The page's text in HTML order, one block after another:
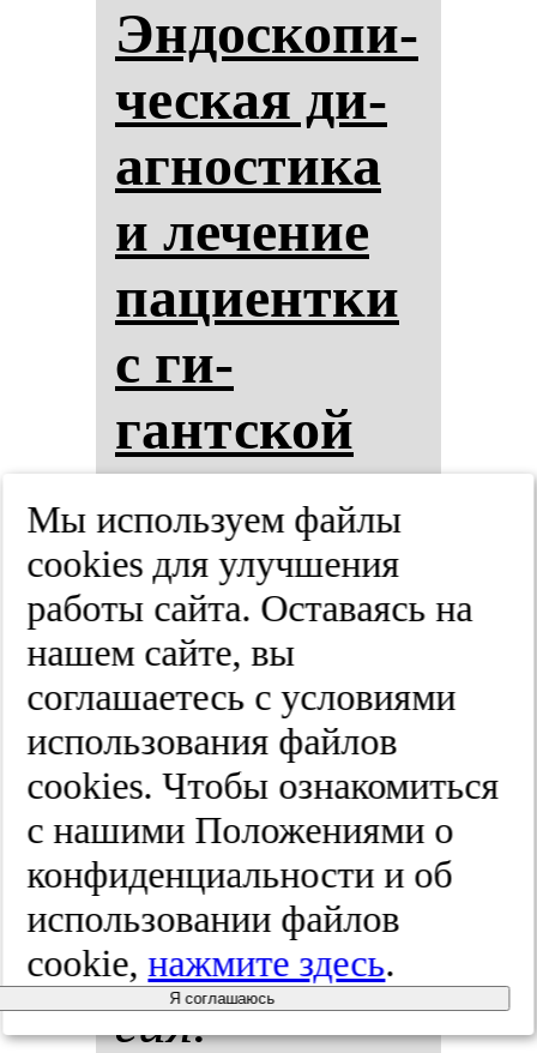
Эн­дос­ко­пи­
чес­кая ди­
аг­нос­ти­ка
и ле­че­ние
па­ци­ен­тки
с ги­
гантской
аде­но­мой
боль­шо­го
со­соч­ка
две­над­ца­
ти­перстной
киш­ки. Эн­
дос­ко­пи­чес­
кая хи­рур­
гия.
Мы используем файлы
cооkies для улучшения
работы сайта. Оставаясь на
нашем сайте, вы
соглашаетесь с условиями
использования файлов
cооkies. Чтобы ознакомиться
с нашими Положениями о
конфиденциальности и об
использовании файлов
cookie,нажмите здесь.
Я соглашаюсь